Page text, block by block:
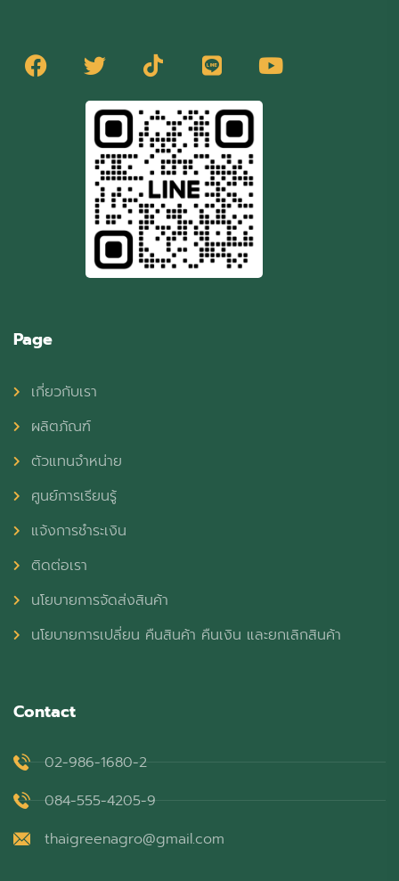
Page
เกี่ยวกับเรา
ผลิตภัณฑ์
ตัวแทนจำหน่าย
ศูนย์การเรียนรู้
แจ้งการชำระเงิน
ติดต่อเรา
นโยบายการจัดส่งสินค้า
นโยบายการเปลี่ยน คืนสินค้า คืนเงิน และยกเลิกสินค้า
Contact
02-986-1680-2
084-555-4205-9
thaigreenagro@gmail.com